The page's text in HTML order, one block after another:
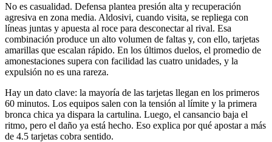
No es casualidad. Defensa plantea presión alta y recuperación
agresiva en zona media. Aldosivi, cuando visita, se repliega con
líneas juntas y apuesta al roce para desconectar al rival. Esa
combinación produce un alto volumen de faltas y, con ello, tarjetas
amarillas que escalan rápido. En los últimos duelos, el promedio de
amonestaciones supera con facilidad las cuatro unidades, y la
expulsión no es una rareza.
Hay un dato clave: la mayoría de las tarjetas llegan en los primeros
60 minutos. Los equipos salen con la tensión al límite y la primera
bronca chica ya dispara la cartulina. Luego, el cansancio baja el
ritmo, pero el daño ya está hecho. Eso explica por qué apostar a más
de 4.5 tarjetas cobra sentido.